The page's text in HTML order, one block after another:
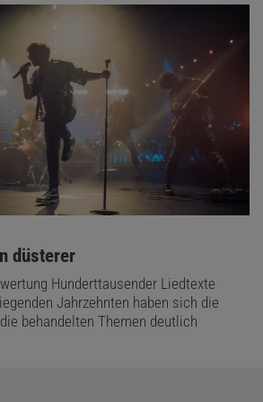
düsterer
Hunderttausender Liedtexte
Jahrzehnten haben sich die
behandelten Themen deutlich